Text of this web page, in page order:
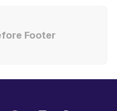
Footer